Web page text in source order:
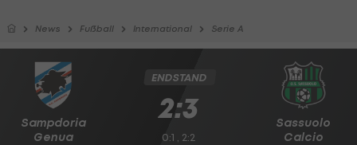
News Fußball International Serie A
Sampdoria
Genua
Sassuolo
Calcio
ENDSTAND
2:3
0:1 , 2:2